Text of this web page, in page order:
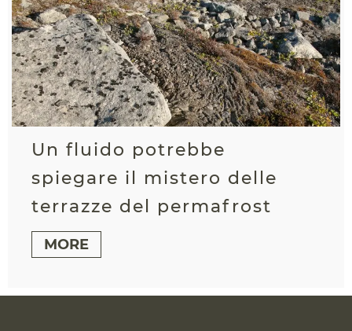
Un fluido potrebbe
spiegare il mistero delle
terrazze del permafrost
MORE